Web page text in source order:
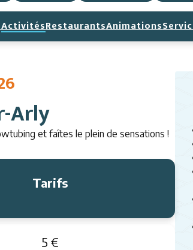
ActivitésRestaurantsAnimations
Arly
et faîtes le plein de sensations !
Tarifs
5 €